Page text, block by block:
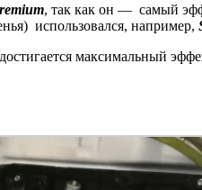
, так как он — самый
использовался, например,
максимальный